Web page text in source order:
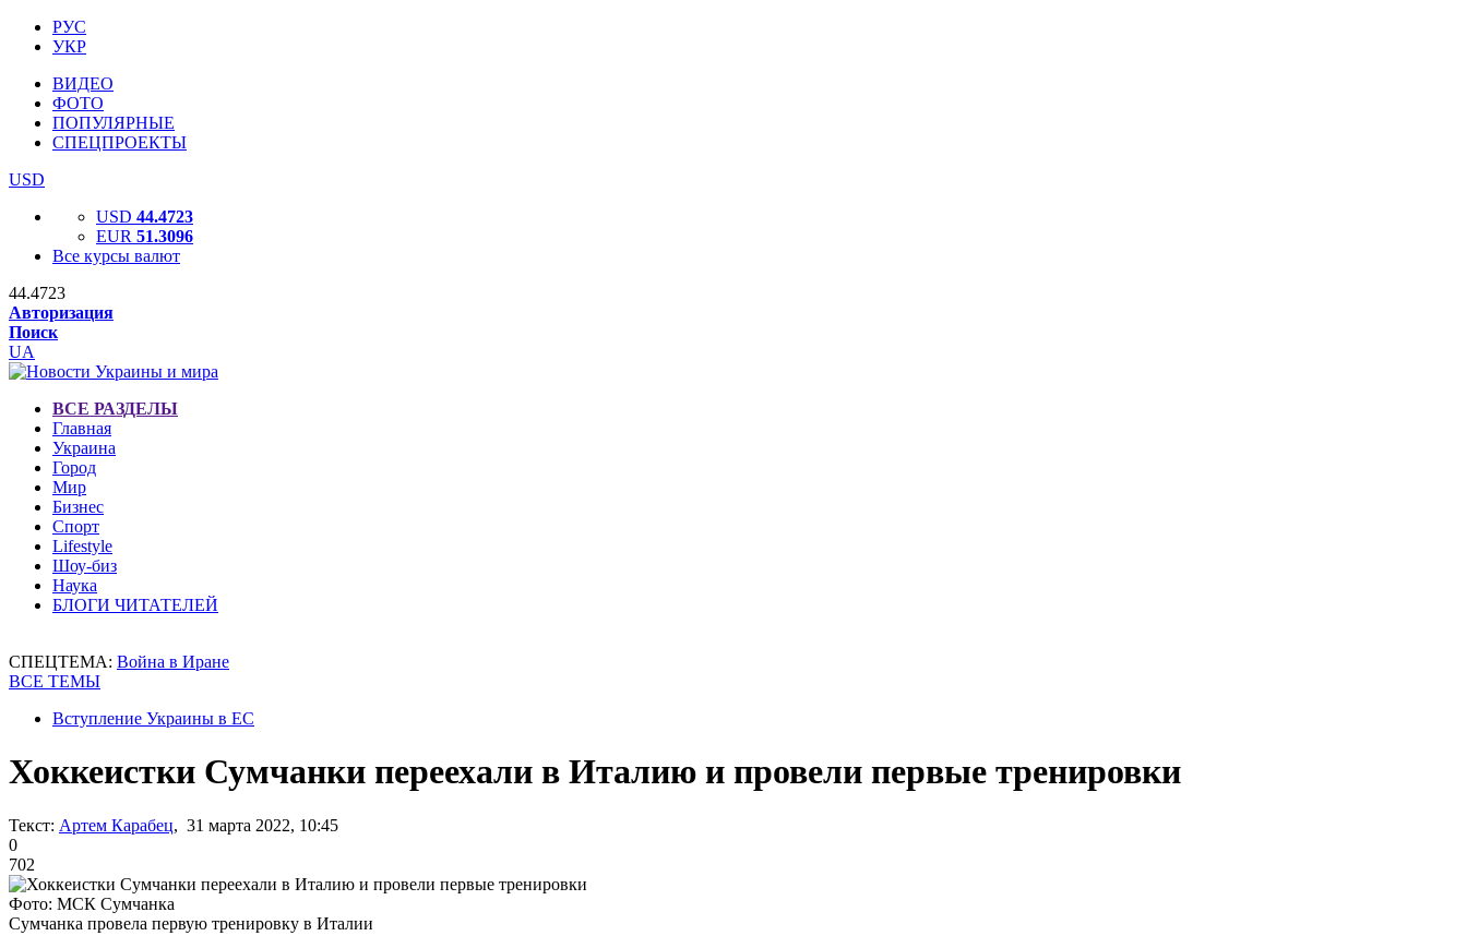
РУС
УКР
ВИДЕО
ФОТО
ПОПУЛЯРНЫЕ
СПЕЦПРОЕКТЫ
USD
USD 44.4723
EUR 51.3096
Все курсы валют
44.4723
Авторизация
Поиск
UA
ВСЕ РАЗДЕЛЫ
Главная
Украина
Город
Мир
Бизнес
Спорт
Lifestyle
Шоу-биз
Наука
БЛОГИ ЧИТАТЕЛЕЙ
СПЕЦТЕМА: Война в Иране
ВСЕ ТЕМЫ
Вступление Украины в ЕС
Хоккеистки Сумчанки переехали в Италию и провели первые тренировки
Текст: Артем Карабец, 31 марта 2022, 10:45
0
702
Фото: МСК Сумчанка
Сумчанка провела первую тренировку в Италии